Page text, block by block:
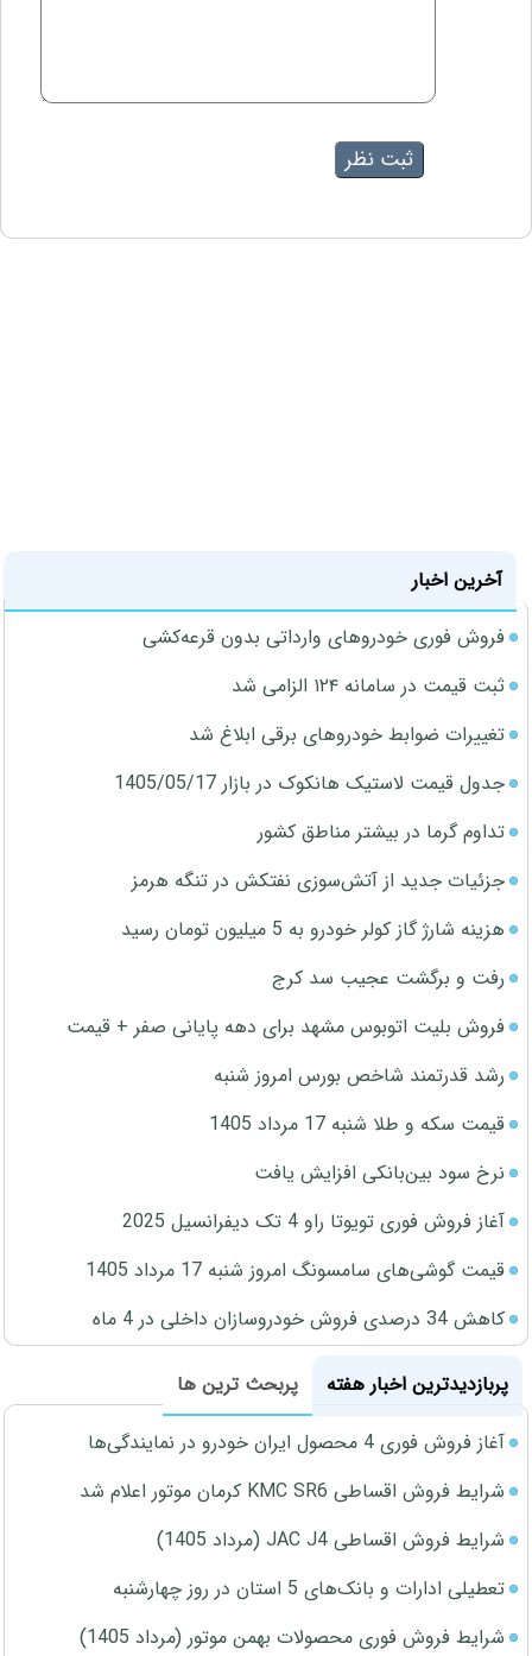
آخرین اخبار
فروش فوری خودروهای وارداتی بدون قرعه‌کشی
ثبت قیمت در سامانه ۱۲۴ الزامی شد
تغییرات ضوابط خودروهای برقی ابلاغ شد
جدول قیمت لاستیک هانکوک در بازار 1405/05/17
تداوم گرما در بیشتر مناطق کشور
جزئیات جدید از آتش‌سوزی نفتکش در تنگه هرمز
هزینه شارژ گاز کولر خودرو به 5 میلیون تومان رسید
رفت و برگشت عجیب سد کرج
فروش بلیت اتوبوس مشهد برای دهه پایانی صفر + قیمت
رشد قدرتمند شاخص بورس امروز شنبه
قیمت سکه و طلا شنبه 17 مرداد 1405
نرخ سود بین‌بانکی افزایش یافت
آغاز فروش فوری تویوتا راو 4 تک دیفرانسیل 2025
قیمت گوشی‌های سامسونگ امروز شنبه 17 مرداد 1405
کاهش 34 درصدی فروش خودروسازان داخلی در 4 ماه
پربازدیدترین اخبار هفته
پربحث ترین ها
آغاز فروش فوری 4 محصول ایران خودرو در نمایندگی‌ها
شرایط فروش اقساطی KMC SR6 کرمان موتور اعلام شد
شرایط فروش اقساطی JAC J4 (مرداد 1405)
تعطیلی ادارات و بانک‌های 5 استان در روز چهارشنبه
شرایط فروش فوری محصولات بهمن موتور (مرداد 1405)